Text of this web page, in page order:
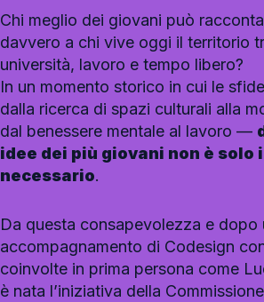
Chi meglio dei giovani può
davvero a chi vive oggi il territorio
università, lavoro e tempo libero?
In un momento storico in cui le
dalla ricerca di spazi culturali alla
dal benessere mentale al lavoro —
idee dei più giovani non è solo
necessario.
Da questa consapevolezza e dopo
accompagnamento di Codesign
coinvolte in prima persona come
è nata l’iniziativa della